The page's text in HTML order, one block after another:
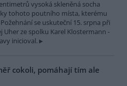
vysoká skleněná socha
tohoto poutního místa, kterému
se uskuteční 15. srpna při
Uher ze spolku Karel Klostermann -
inicioval.
cokoli, pomáhají tím ale